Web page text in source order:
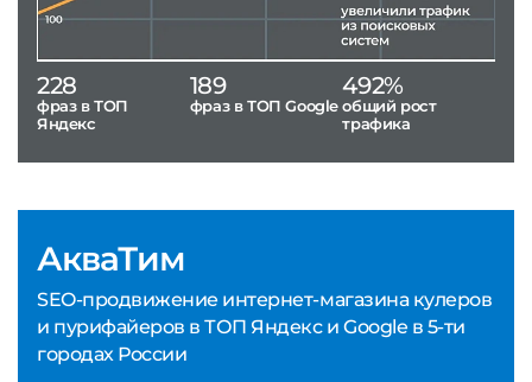
АкваТим
SEO-продвижение интернет-магазина кулеров
и пурифайеров в ТОП Яндекс и Google в 5-ти
городах России
228
фраз в ТОП
Яндекс
189
фраз в ТОП Google
492%
общий рост
трафика